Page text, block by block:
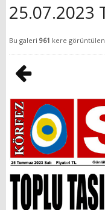
25.07.2023
Bu galeri 961 kere